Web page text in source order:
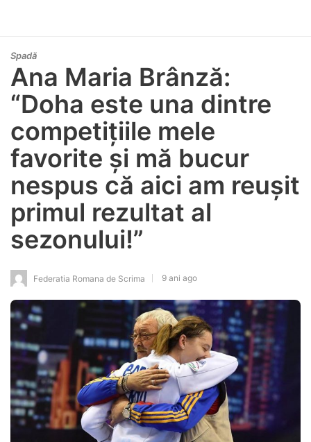
Spadă
Ana Maria Brânză:
“Doha este una dintre
competițiile mele
favorite și mă bucur
nespus că aici am reușit
primul rezultat al
sezonului!”
Federatia Romana de Scrima 9 ani ago